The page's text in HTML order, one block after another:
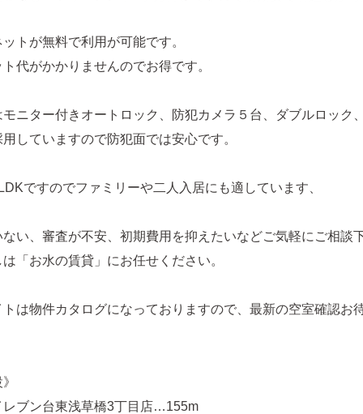
トが無料で利用が可能です。
代がかかりませんのでお得です。
ニター付きオートロック、防犯カメラ５台、ダブルロック
していますので防犯面では安心です。
ですのでファミリーや二人入居にも適しています、
い、審査が不安、初期費用を抑えたいなどご気軽にご相談下
「お水の賃貸」にお任せください。
は物件カタログになっておりますので、最新の空室確認お
レブン台東浅草橋3丁目店…155m